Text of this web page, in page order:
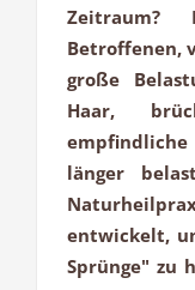
Betroffenen,
große
Haar,
länger
entwickelt,
Sprünge" zu